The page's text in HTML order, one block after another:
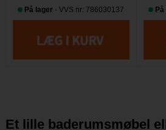
På lager - VVS nr: 786030137
På
Et lille baderumsmøbel